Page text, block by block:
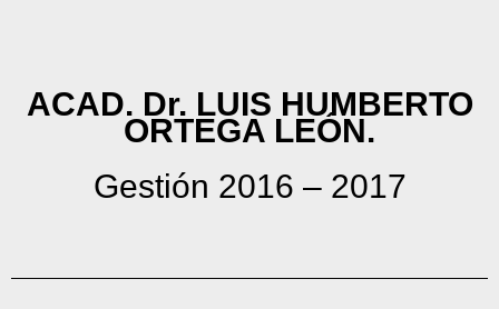
ACAD. Dr. LUIS HUMBERTO
ORTEGA LEÓN.
Gestión 2016 – 2017